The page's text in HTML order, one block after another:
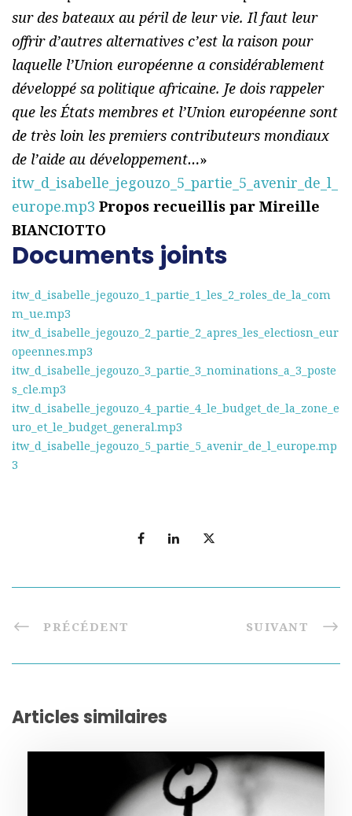
sur des bateaux au péril de leur vie. Il faut leur
offrir d’autres alternatives c’est la raison pour
laquelle l’Union européenne a considérablement
développé sa politique africaine. Je dois rappeler
que les États membres et l’Union européenne sont
de très loin les premiers contributeurs mondiaux
de l’aide au développement…»
itw_d_isabelle_jegouzo_5_partie_5_avenir_de_l_
europe.mp3 Propos recueillis par Mireille
BIANCIOTTO
Documents joints
itw_d_isabelle_jegouzo_1_partie_1_les_2_roles_de_la_com
m_ue.mp3
itw_d_isabelle_jegouzo_2_partie_2_apres_les_electiosn_eur
opeennes.mp3
itw_d_isabelle_jegouzo_3_partie_3_nominations_a_3_poste
s_cle.mp3
itw_d_isabelle_jegouzo_4_partie_4_le_budget_de_la_zone_e
uro_et_le_budget_general.mp3
itw_d_isabelle_jegouzo_5_partie_5_avenir_de_l_europe.mp
3
PRÉCÉDENT SUIVANT
Articles similaires